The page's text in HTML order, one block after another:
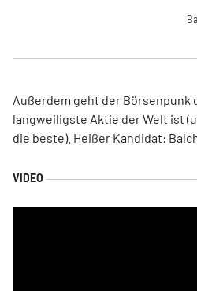
Außerdem geht der Börsenpunk
langweiligste Aktie der Welt ist
die beste). Heißer Kandidat: